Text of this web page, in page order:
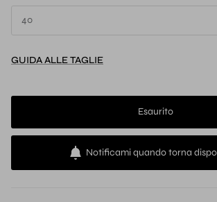
40
GUIDA ALLE TAGLIE
Esaurito
Notificami quando torna